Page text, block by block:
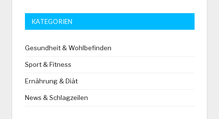
KATEGORIEN
Gesundheit & Wohlbefinden
Sport & Fitness
Ernährung & Diät
News & Schlagzeilen